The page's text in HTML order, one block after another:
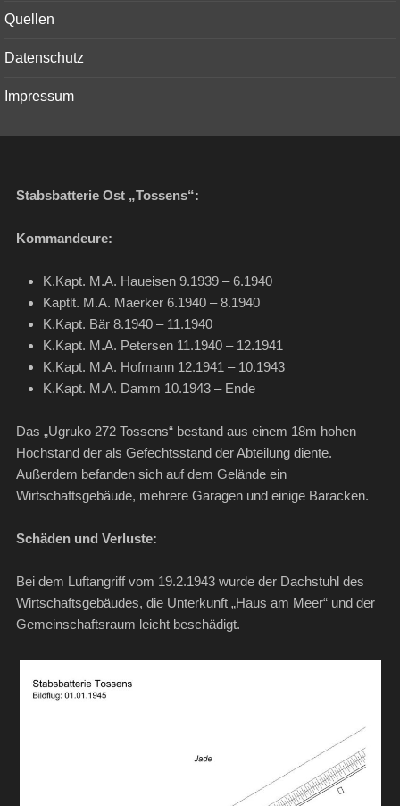
Quellen
Datenschutz
Impressum
Stabsbatterie Ost „Tossens“:
Kommandeure:
K.Kapt. M.A. Haueisen 9.1939 – 6.1940
Kaptlt. M.A. Maerker 6.1940 – 8.1940
K.Kapt. Bär 8.1940 – 11.1940
K.Kapt. M.A. Petersen 11.1940 – 12.1941
K.Kapt. M.A. Hofmann 12.1941 – 10.1943
K.Kapt. M.A. Damm 10.1943 – Ende
Das „Ugruko 272 Tossens“ bestand aus einem 18m hohen
Hochstand der als Gefechtsstand der Abteilung diente.
Außerdem befanden sich auf dem Gelände ein
Wirtschaftsgebäude, mehrere Garagen und einige Baracken.
Schäden und Verluste:
Bei dem Luftangriff vom 19.2.1943 wurde der Dachstuhl des
Wirtschaftsgebäudes, die Unterkunft „Haus am Meer“ und der
Gemeinschaftsraum leicht beschädigt.